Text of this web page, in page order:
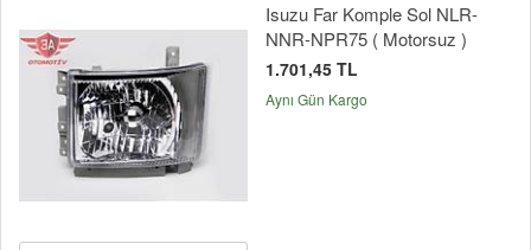
Isuzu Far Komple Sol NLR-
NNR-NPR75 ( Motorsuz )
1.701,45 TL
Aynı Gün Kargo